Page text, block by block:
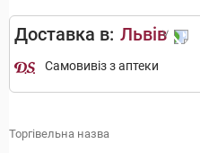
Доставка в: Львів
Самовивіз з аптеки
Торгівельна назва